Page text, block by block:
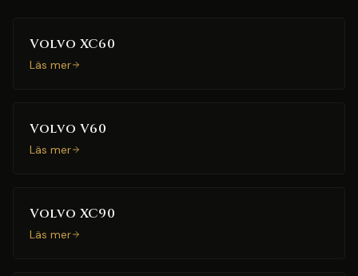
Volvo XC60
Läs mer
Volvo V60
Läs mer
Volvo XC90
Läs mer